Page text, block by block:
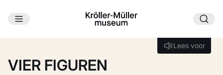
Ga naar hoofdinhoud
Lees voor
Lees voor
VIER FIGUREN